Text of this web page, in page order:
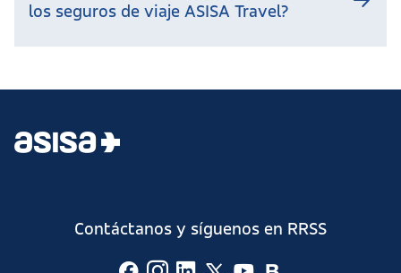
los seguros de viaje ASISA Travel?
Contáctanos y síguenos en RRSS